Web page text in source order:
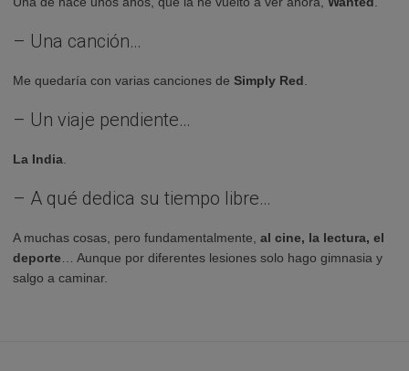
– Una canción…
Me quedaría con varias canciones de Simply Red.
– Un viaje pendiente…
La India.
– A qué dedica su tiempo libre…
A muchas cosas, pero fundamentalmente, al cine, la lectura, el
deporte… Aunque por diferentes lesiones solo hago gimnasia y
salgo a caminar.